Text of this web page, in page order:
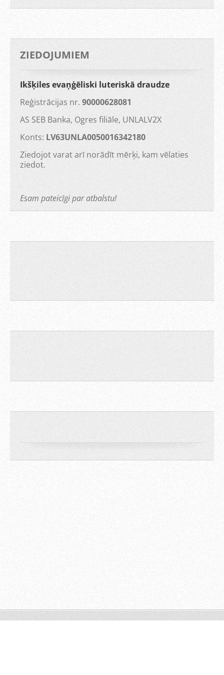
ZIEDOJUMIEM
Ikšķiles evaņģēliski luteriskā draudze
Reģistrācijas nr. 90000628081
AS SEB Banka, Ogres filiāle, UNLALV2X
Konts: LV63UNLA0050016342180
Ziedojot varat arī norādīt mērķi, kam vēlaties
ziedot.
Esam pateicīgi par atbalstu!